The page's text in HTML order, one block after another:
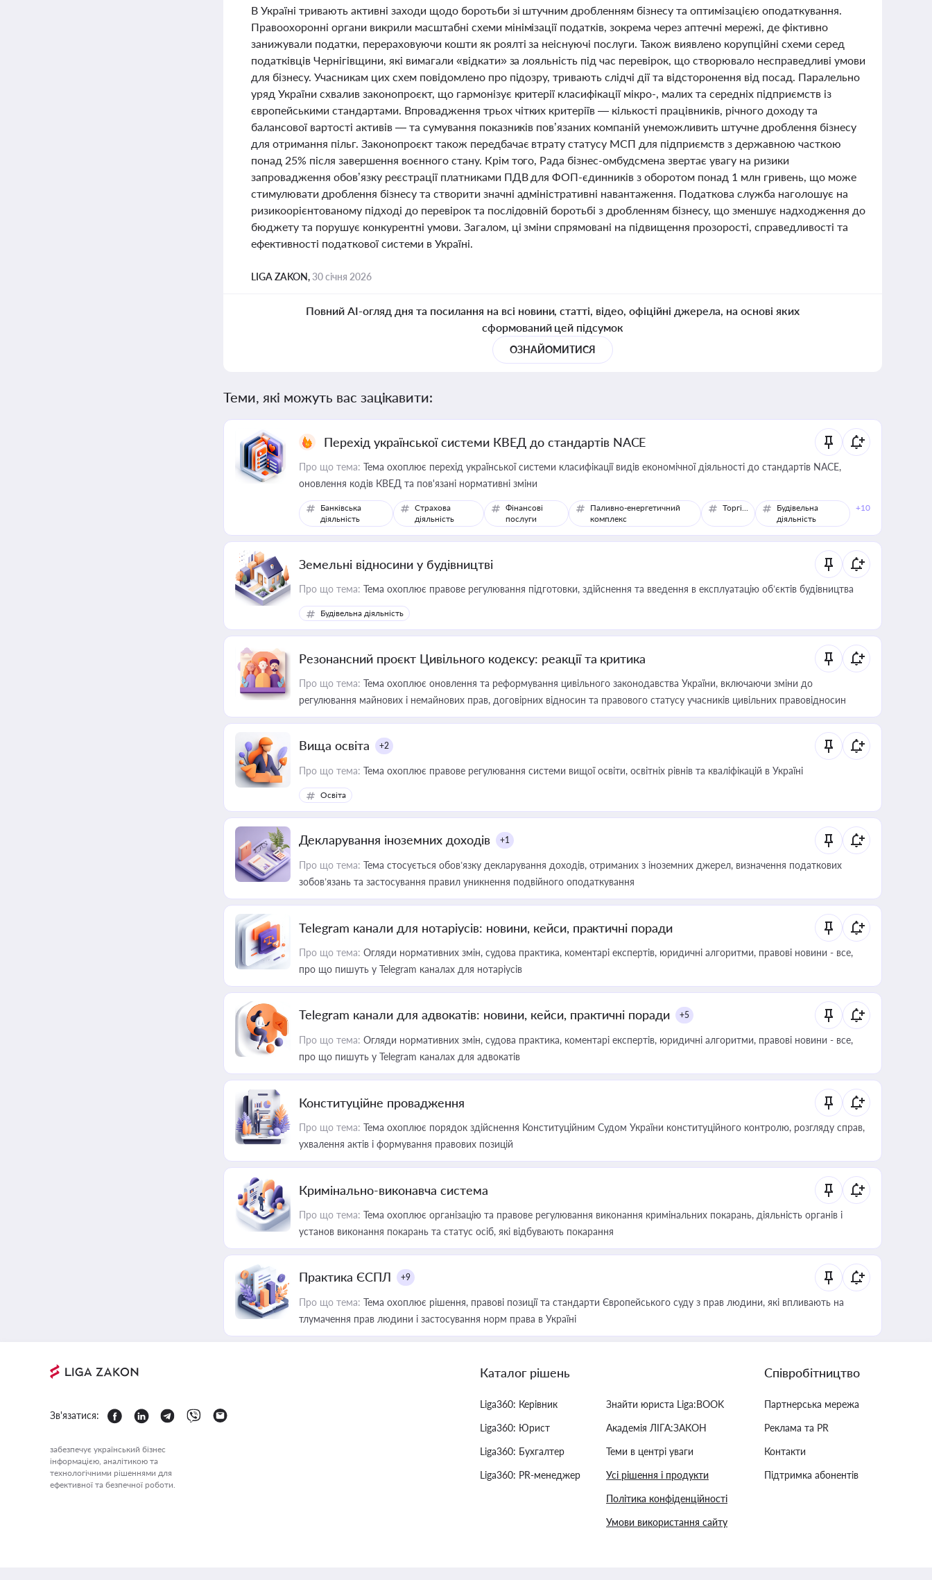
В Україні тривають активні заходи щодо боротьби зі штучним дробленням бізнесу та оптимізацією оподаткування.
Правоохоронні органи викрили масштабні схеми мінімізації податків, зокрема через аптечні мережі, де фіктивно
занижували податки, перераховуючи кошти як роялті за неіснуючі послуги. Також виявлено корупційні схеми серед
податківців Чернігівщини, які вимагали «відкати» за лояльність під час перевірок, що створювало несправедливі умови
для бізнесу. Учасникам цих схем повідомлено про підозру, тривають слідчі дії та відсторонення від посад. Паралельно
уряд України схвалив законопроєкт, що гармонізує критерії класифікації мікро-, малих та середніх підприємств із
європейськими стандартами. Впровадження трьох чітких критеріїв — кількості працівників, річного доходу та
балансової вартості активів — та сумування показників пов’язаних компаній унеможливить штучне дроблення бізнесу
для отримання пільг. Законопроєкт також передбачає втрату статусу МСП для підприємств з державною часткою
понад 25% після завершення воєнного стану. Крім того, Рада бізнес-омбудсмена звертає увагу на ризики
запровадження обов’язку реєстрації платниками ПДВ для ФОП-єдинників з оборотом понад 1 млн гривень, що може
стимулювати дроблення бізнесу та створити значні адміністративні навантаження. Податкова служба наголошує на
ризикоорієнтованому підході до перевірок та послідовній боротьбі з дробленням бізнесу, що зменшує надходження до
бюджету та порушує конкурентні умови. Загалом, ці зміни спрямовані на підвищення прозорості, справедливості та
ефективності податкової системи в Україні.
LIGA ZAKON,30 січня 2026
Повний AI-огляд дня та посилання на всі новини, статті, відео, офіційні джерела, на основі яких
сформований цей підсумок
ОЗНАЙОМИТИСЯ
Теми, які можуть вас зацікавити:
Перехід української системи КВЕД до стандартів NACE
Про що тема: Тема охоплює перехід української системи класифікації видів економічної діяльності до стандартів NACE,
оновлення кодів КВЕД та пов'язані нормативні зміни
Банківська
діяльність
Страхова
діяльність
Фінансові
послуги
Паливно-енергетичний
комплекс
Торгівля
Будівельна
діяльність
+10
Земельні відносини у будівництві
Про що тема: Тема охоплює правове регулювання підготовки, здійснення та введення в експлуатацію об’єктів будівництва
Будівельна діяльність
Резонансний проєкт Цивільного кодексу: реакції та критика
Про що тема: Тема охоплює оновлення та реформування цивільного законодавства України, включаючи зміни до
регулювання майнових і немайнових прав, договірних відносин та правового статусу учасників цивільних правовідносин
Вища освіта +2
Про що тема: Тема охоплює правове регулювання системи вищої освіти, освітніх рівнів та кваліфікацій в Україні
Освіта
Декларування іноземних доходів +1
Про що тема: Тема стосується обов’язку декларування доходів, отриманих з іноземних джерел, визначення податкових
зобов’язань та застосування правил уникнення подвійного оподаткування
Telegram канали для нотаріусів: новини, кейси, практичні поради
Про що тема: Огляди нормативних змін, судова практика, коментарі експертів, юридичні алгоритми, правові новини - все,
про що пишуть у Telegram каналах для нотаріусів
Telegram канали для адвокатів: новини, кейси, практичні поради +5
Про що тема: Огляди нормативних змін, судова практика, коментарі експертів, юридичні алгоритми, правові новини - все,
про що пишуть у Telegram каналах для адвокатів
Конституційне провадження
Про що тема: Тема охоплює порядок здійснення Конституційним Судом України конституційного контролю, розгляду справ,
ухвалення актів і формування правових позицій
Кримінально-виконавча система
Про що тема: Тема охоплює організацію та правове регулювання виконання кримінальних покарань, діяльність органів і
установ виконання покарань та статус осіб, які відбувають покарання
Практика ЄСПЛ +9
Про що тема: Тема охоплює рішення, правові позиції та стандарти Європейського суду з прав людини, які впливають на
тлумачення прав людини і застосування норм права в Україні
Зв'язатися:
забезпечує український бізнес
інформацією, аналітикою та
технологічними рішеннями для
ефективної та безпечної роботи.
Каталог рішень
Liga360: Керівник
Liga360: Юрист
Liga360: Бухгалтер
Liga360: PR-менеджер
Знайти юриста Liga:BOOK
Академія ЛІГА:ЗАКОН
Теми в центрі уваги
Усі рішення і продукти
Політика конфіденційності
Умови використання сайту
Співробітництво
Партнерська мережа
Реклама та PR
Контакти
Підтримка абонентів